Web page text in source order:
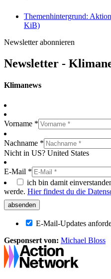
Themenhintergrund:
KiB)
Newsletter abonnieren
Newsletter -
Klimanews
Vorname *
Nachname *
Nicht in US? United States
E-Mail *
ich bin damit
werde. Hier findest du die
E-Mail-Updates
Gesponsert von: Michael Bloss